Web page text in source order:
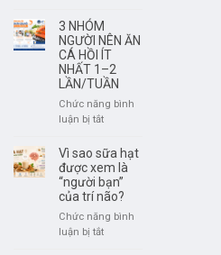
có
nguồn
gốc
rõ
ràng?
Vang
Không
Phải
Để
Càng
Lâu
Điều
Quan
trọng
Thưởng
Thức
3 NHÓM
NGƯỜI NÊN ĂN
CÁ HỒI ÍT
NHẤT 1–2
LẦN/TUẦN
Chức năng bình
luận bị tắtở
NHÓM
NGƯỜI
NÊN
ĂN
CÁ
Vì sao sữa hạt
được xem là
“người bạn”
của trí não?
Chức năng bình
luận bị tắtở